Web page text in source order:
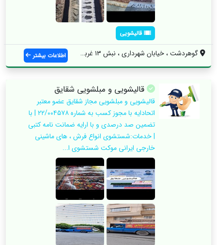
قالیشویی
گوهردشت ، خیابان شهرداری ، نبش ۱۳ غربی اطلاعات بیشتر
قالیشویی و مبلشویی شقایق
قالیشویی و مبلشویی مجاز شقایق عضو معتبر
اتحادایه با مجوز کسب به شماره ۲۲/۰۰۴۵۷۸ | با
تضمین صد درصدی و با ارایه ضمانت نامه کتبی
| خدمات:شستشوی انواع فرش ، های ماشینی
خارجی ایرانی موکت شستشوی ا...